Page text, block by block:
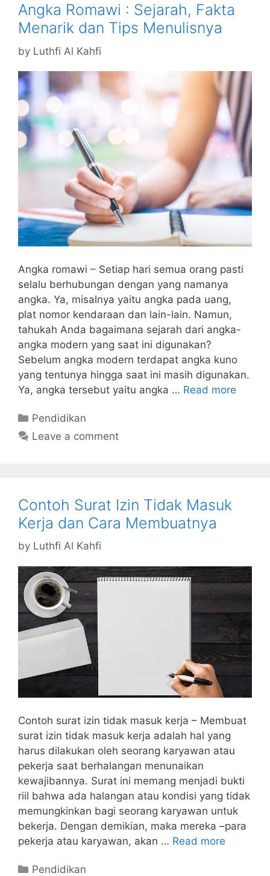
Angka Romawi : Sejarah, Fakta
Menarik dan Tips Menulisnya
by Luthfi Al Kahfi
Angka romawi – Setiap hari semua orang pasti
selalu berhubungan dengan yang namanya
angka. Ya, misalnya yaitu angka pada uang,
plat nomor kendaraan dan lain-lain. Namun,
tahukah Anda bagaimana sejarah dari angka-
angka modern yang saat ini digunakan?
Sebelum angka modern terdapat angka kuno
yang tentunya hingga saat ini masih digunakan.
Ya, angka tersebut yaitu angka … Read more
Categories
Pendidikan
Leave a comment
Contoh Surat Izin Tidak Masuk
Kerja dan Cara Membuatnya
by Luthfi Al Kahfi
Contoh surat izin tidak masuk kerja – Membuat
surat izin tidak masuk kerja adalah hal yang
harus dilakukan oleh seorang karyawan atau
pekerja saat berhalangan menunaikan
kewajibannya. Surat ini memang menjadi bukti
riil bahwa ada halangan atau kondisi yang tidak
memungkinkan bagi seorang karyawan untuk
bekerja. Dengan demikian, maka mereka –para
pekerja atau karyawan, akan … Read more
Categories
Pendidikan